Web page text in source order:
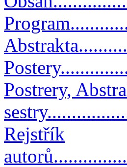
Postrery,
Rejstřík